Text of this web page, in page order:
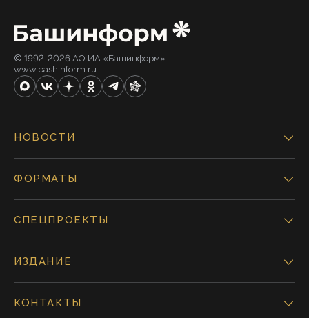
© 1992-2026 АО ИА «Башинформ».
www.bashinform.ru
НОВОСТИ
ФОРМАТЫ
СПЕЦПРОЕКТЫ
ИЗДАНИЕ
КОНТАКТЫ